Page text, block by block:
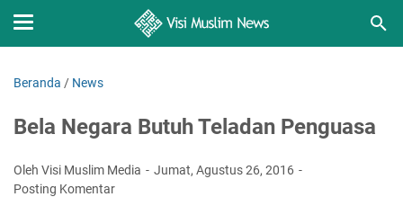
Beranda / News
Bela Negara Butuh Teladan Penguasa
Oleh Visi Muslim Media
Jumat, Agustus 26, 2016
Posting Komentar